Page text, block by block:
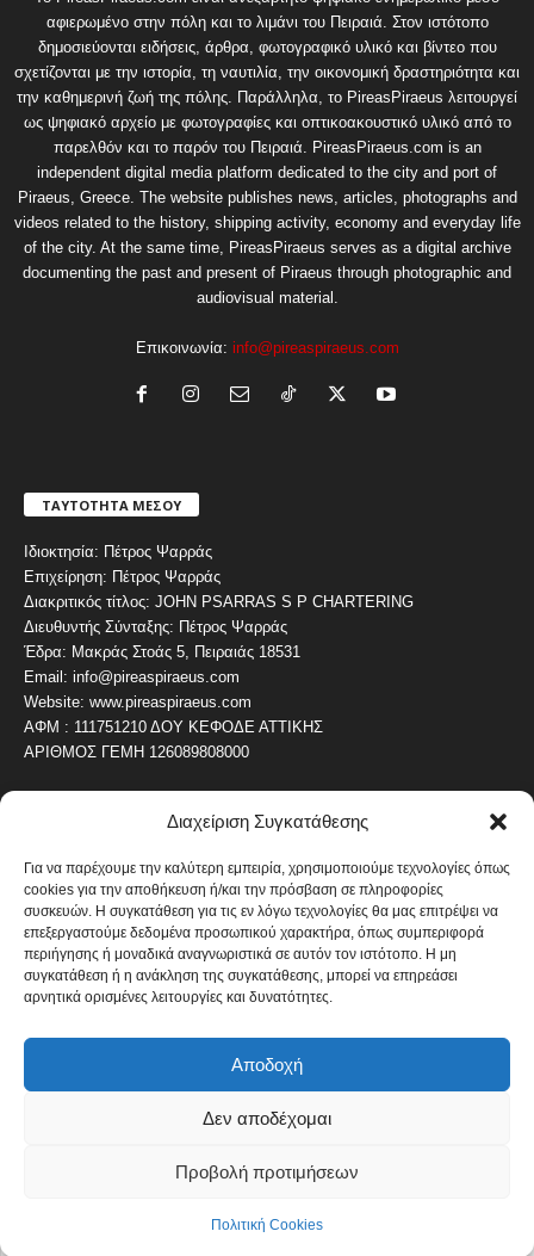
Διαχείριση Συγκατάθεσης
Για να παρέχουμε την καλύτερη εμπειρία, χρησιμοποιούμε τεχνολογίες όπως
cookies για την αποθήκευση ή/και την πρόσβαση σε πληροφορίες
συσκευών. Η συγκατάθεση για τις εν λόγω τεχνολογίες θα μας επιτρέψει να
επεξεργαστούμε δεδομένα προσωπικού χαρακτήρα, όπως συμπεριφορά
περιήγησης ή μοναδικά αναγνωριστικά σε αυτόν τον ιστότοπο. Η μη
συγκατάθεση ή η ανάκληση της συγκατάθεσης, μπορεί να επηρεάσει
αρνητικά ορισμένες λειτουργίες και δυνατότητες.
Αποδοχή
Δεν αποδέχομαι
Προβολή προτιμήσεων
Πολιτική Cookies
αφιερωμένο στην πόλη και το λιμάνι του Πειραιά. Στον ιστότοπο
δημοσιεύονται ειδήσεις, άρθρα, φωτογραφικό υλικό και βίντεο που
σχετίζονται με την ιστορία, τη ναυτιλία, την οικονομική δραστηριότητα και
την καθημερινή ζωή της πόλης. Παράλληλα, το PireasPiraeus λειτουργεί
ως ψηφιακό αρχείο με φωτογραφίες και οπτικοακουστικό υλικό από το
παρελθόν και το παρόν του Πειραιά. PireasPiraeus.com is an
independent digital media platform dedicated to the city and port of
Piraeus, Greece. The website publishes news, articles, photographs and
videos related to the history, shipping activity, economy and everyday life
of the city. At the same time, PireasPiraeus serves as a digital archive
documenting the past and present of Piraeus through photographic and
audiovisual material.
Επικοινωνία: info@pireaspiraeus.com
ΤΑΥΤΟΤΗΤΑ ΜΕΣΟΥ
Ιδιοκτησία: Πέτρος Ψαρράς
Επιχείρηση: Πέτρος Ψαρράς
Διακριτικός τίτλος: JOHN PSARRAS S P CHARTERING
Διευθυντής Σύνταξης: Πέτρος Ψαρράς
Έδρα: Μακράς Στοάς 5, Πειραιάς 18531
Email: info@pireaspiraeus.com
Website: www.pireaspiraeus.com
ΑΦΜ : 111751210 ΔΟΥ ΚΕΦΟΔΕ ΑΤΤΙΚΗΣ
ΑΡΙΘΜΟΣ ΓΕΜΗ 126089808000
ΔΗΜΟΦΙΛΗ ΚΑΤΗΓΟΡΙΑ
ΝΕΑ ΤΟΥ ΠΕΙΡΑΙΑ 4487
ΟΛΥΜΠΙΑΚΟΣ
ΑΛΛΑ ΚΟΙΝΩΝΙΚΑ
ΕΙΔΗΣΕΙΣ ΝΑΥΤΙΛΙΑ
ΟΙΚΟΝΟΜΙΚΑ
ΚΑΛΛΙΤΕΧΝΙΚΑ 822
© Copyright 2014 - 2026 / Designed by pixelheroes.gr